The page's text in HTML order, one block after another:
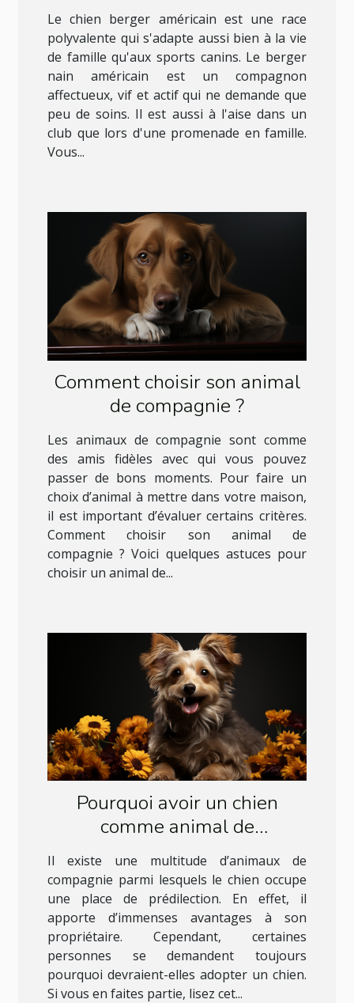
Le chien berger américain est une race
polyvalente qui s'adapte aussi bien à la vie
de famille qu'aux sports canins. Le berger
nain américain est un compagnon
affectueux, vif et actif qui ne demande que
peu de soins. Il est aussi à l'aise dans un
club que lors d'une promenade en famille.
Vous...
Comment choisir son animal
de compagnie ?
Les animaux de compagnie sont comme
des amis fidèles avec qui vous pouvez
passer de bons moments. Pour faire un
choix d’animal à mettre dans votre maison,
il est important d’évaluer certains critères.
Comment choisir son animal de
compagnie ? Voici quelques astuces pour
choisir un animal de...
Pourquoi avoir un chien
comme animal de
compagnie ?
Il existe une multitude d’animaux de
compagnie parmi lesquels le chien occupe
une place de prédilection. En effet, il
apporte d’immenses avantages à son
propriétaire. Cependant, certaines
personnes se demandent toujours
pourquoi devraient-elles adopter un chien.
Si vous en faites partie, lisez cet...